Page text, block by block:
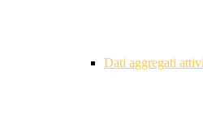
Dati aggregati